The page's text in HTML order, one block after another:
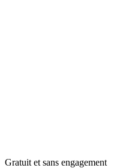
Gratuit et sans engagement